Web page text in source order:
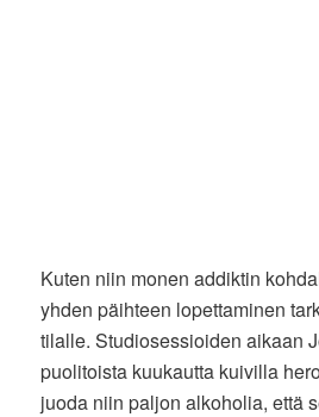
Kuten niin monen addiktin
yhden päihteen lopettaminen
tilalle. Studiosessioiden aikaan
puolitoista kuukautta kuivilla
juoda niin paljon alkoholia, että